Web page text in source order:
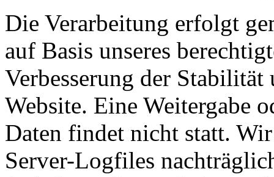
Die Verarbeitung erfolgt
auf Basis unseres
Verbesserung der
Website. Eine Weitergabe
Daten findet nicht statt.
Server-Logfiles